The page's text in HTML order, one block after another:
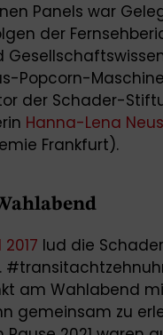
Panels war
der
Popcorn-
der Schader-
Hanna-Lena
Frankfurt).
lud die
am Wahlabend
gemeinsam zu